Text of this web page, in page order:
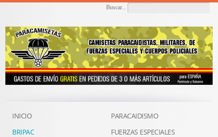
Buscar...
INICIO
PARACAIDISMO
BRIPAC
FUERZAS ESPECIALES